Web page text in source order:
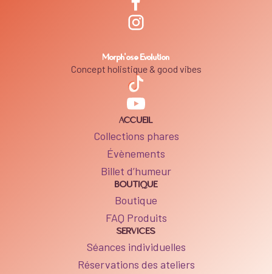
Morph'ose Evolution
Concept holistique & good vibes
ACCUEIL
Collections phares
Évènements
Billet d’humeur
BOUTIQUE
Boutique
FAQ Produits
SERVICES
Séances individuelles
Réservations des ateliers